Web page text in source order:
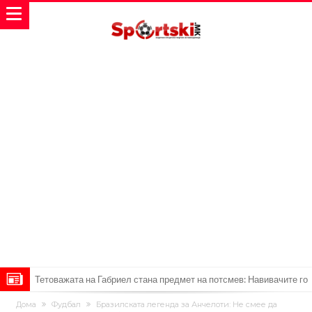
Тетоважата на Габриел стана предмет на потсмев: Навивачите го
вметнаа Де Брујне и направија хит (Фото)
Бизарна тепачка која го запали интернетот: Познатиот тешкаш го
Дома Фудбал
Бразилската легенда за Анчелоти: Не смее да